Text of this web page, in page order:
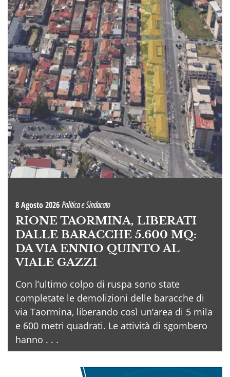
8 Agosto 2026Politica e Sindacato
RIONE TAORMINA, LIBERATI
DALLE BARACCHE 5.600 MQ:
DA VIA ENNIO QUINTO AL
VIALE GAZZI
Con l’ultimo colpo di ruspa sono state
completate le demolizioni delle baracche di
via Taormina, liberando così un’area di 5 mila
e 600 metri quadrati. Le attività di sgombero
hanno . . .